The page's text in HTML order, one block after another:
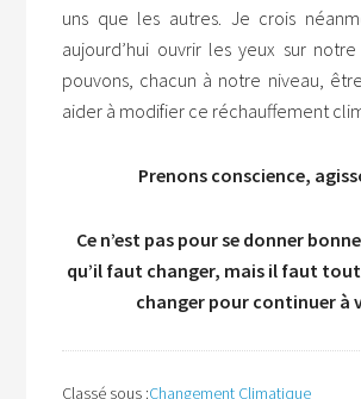
uns que les autres. Je crois
aujourd’hui ouvrir les yeux sur
pouvons, chacun à notre niveau,
aider à modifier ce réchauffement
Prenons conscience,
Ce n’est pas pour se donner
qu’il faut changer, mais il faut
changer pour continuer à
Classé sous :Changement Climatique